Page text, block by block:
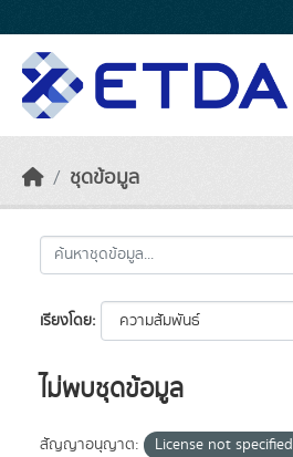
ชุดข้อมูล
เรียงโดย
ไม่พบชุดข้อมูล
สัญญาอนุญาต: License not specified